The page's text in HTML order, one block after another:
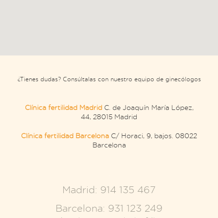
¿Tienes dudas? Consúltalas con nuestro equipo de ginecólogos
Clínica fertilidad MadridC. de Joaquín María López,
44, 28015 Madrid
Clínica fertilidad Barcelona C/ Horaci, 9, bajos. 08022
Barcelona
Madrid: 914 135 467
Barcelona: 931 123 249